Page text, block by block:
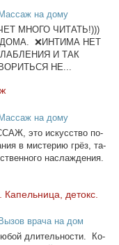
Массаж на дому
МНОГО ЧИТАТЬ!)))
❌ИНТИМА НЕТ
И ТАК
НЕ...
Массаж на дому
это ис­кус­ство по­
в ми­сте­рию грёз, та­
на­сла­жде­ния.
де­токс.
Вызов врача на дом
дли­тель­но­сти. Ко­